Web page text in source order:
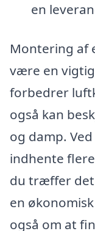
en
Montering af
være en
forbedrer
også kan
og damp.
indhente
du træffer det
en
også om at